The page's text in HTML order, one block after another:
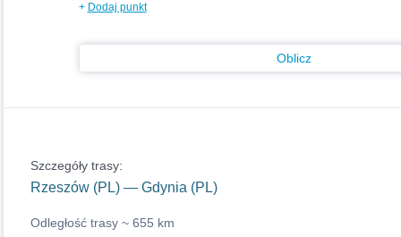
+ Dodaj punkt
Oblicz
Szczegóły trasy:
Rzeszów (PL) — Gdynia (PL)
Odległość trasy ~ 655 km